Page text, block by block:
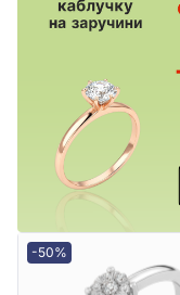
-50%